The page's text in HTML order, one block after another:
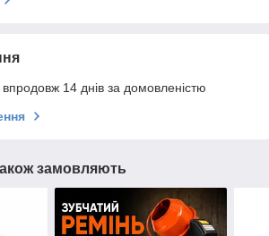
14 днів за домовленістю
замовляють